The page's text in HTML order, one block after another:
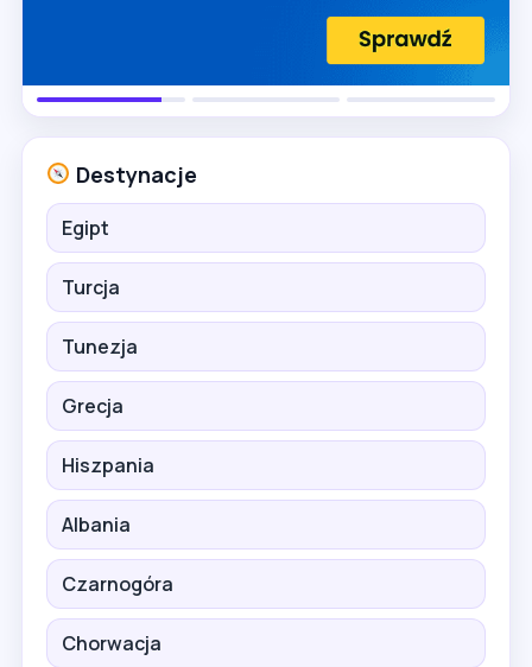
Destynacje
Egipt
Turcja
Tunezja
Grecja
Hiszpania
Albania
Czarnogóra
Chorwacja